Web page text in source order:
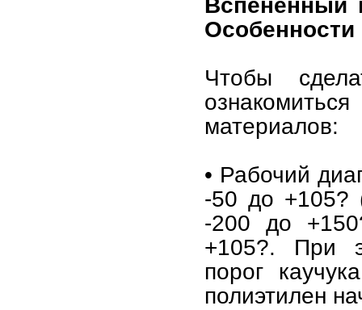
Чтобы
материалов:
• Рабочий
-50 до +105?
-200 до
+105?. При
порог
полиэтилен